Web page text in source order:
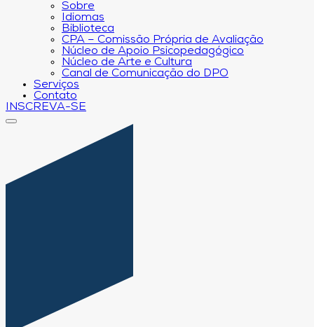
Sobre
Idiomas
Biblioteca
CPA – Comissão Própria de Avaliação
Núcleo de Apoio Psicopedagógico
Núcleo de Arte e Cultura
Canal de Comunicação do DPO
Serviços
Contato
INSCREVA-SE